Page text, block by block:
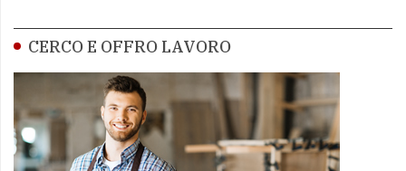
CERCO E OFFRO LAVORO